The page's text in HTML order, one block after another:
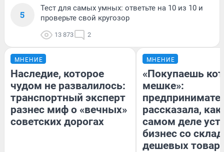
5
Тест для самых умных: ответьте на 10 из 10 и
проверьте свой кругозор
13 873 2
МНЕНИЕ
Наследие, которое
чудом не развалилось:
транспортный эксперт
разнес миф о «вечных»
советских дорогах
МНЕНИЕ
«Покупаешь
мешке»:
рассказала, как
самом деле
бизнес со
дешевых